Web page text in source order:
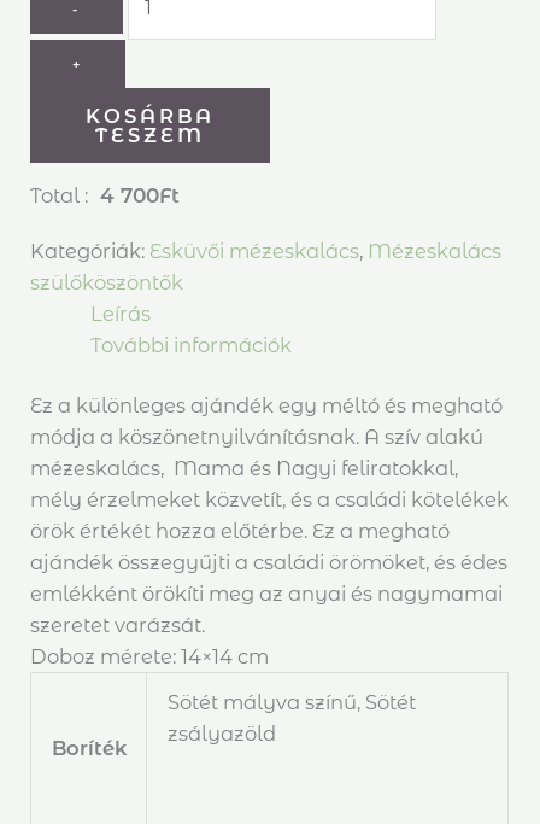
-
+
KOSÁRBA
TESZEM
Total : 4 700Ft
Kategóriák: Esküvői mézeskalács, Mézeskalács
szülőköszöntők
Leírás
További információk
Ez a különleges ajándék egy méltó és megható
módja a köszönetnyilvánításnak. A szív alakú
mézeskalács, Mama és Nagyi feliratokkal,
mély érzelmeket közvetít, és a családi kötelékek
örök értékét hozza előtérbe. Ez a megható
ajándék összegyűjti a családi örömöket, és édes
emlékként örökíti meg az anyai és nagymamai
szeretet varázsát.
Doboz mérete: 14×14 cm
Boríték
Sötét mályva színű, Sötét
zsályazöld